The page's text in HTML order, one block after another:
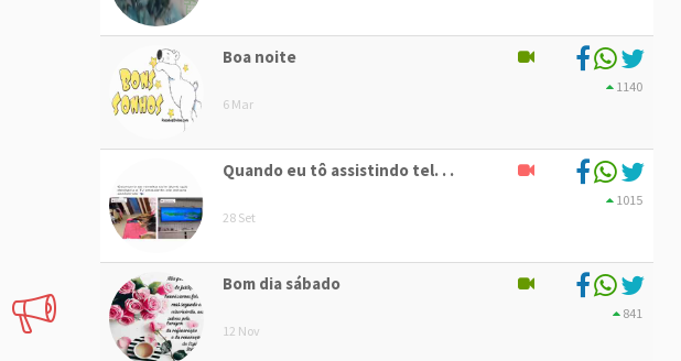
Boa noite
6 Mar
1140
Quando eu tô assistindo tel. . .
28 Set
1015
Bom dia sábado
12 Nov
841